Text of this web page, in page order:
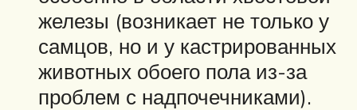
железы (возникает не только у
самцов, но и у кастрированных
животных обоего пола из-за
проблем с надпочечниками).